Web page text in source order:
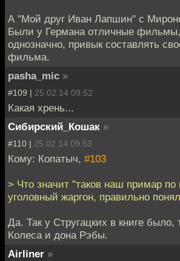
А "Мой друг Иван Лапшин" с
Были у Германа отличные
однозначно, привык составлять
фильма.
pasha_mic »
#109 | 25.02.14 09:52
Какая хрень...
Сибирский_Кошак »
#110 | 25.02.14 09:53
Кому: Копатыч, #103
> Что значит "таков наш примар по
уголовный жаргон, правильно
Да. Так у Стругацких в книге было,
Колеса и дона Рэбы.
Airliner »